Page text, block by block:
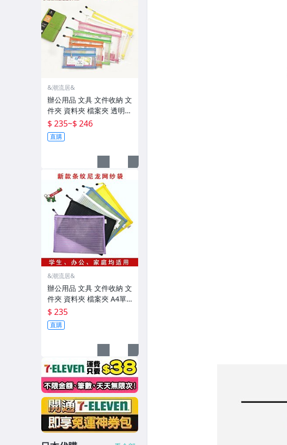
&潮流居&
辦公用品 文具 文件收納 文
件夾 資料夾 檔案夾 透明網
紗尼龍文件袋 考試筆袋 化
妝品收納袋資料袋定 制
$ 235~$ 246
直購
&潮流居&
辦公用品 文具 文件收納 文
件夾 資料夾 檔案夾 A4單
層條紋尼龍紗網文件袋 化
妝品收納袋辦公資料袋拉
鏈袋
$ 235
直購